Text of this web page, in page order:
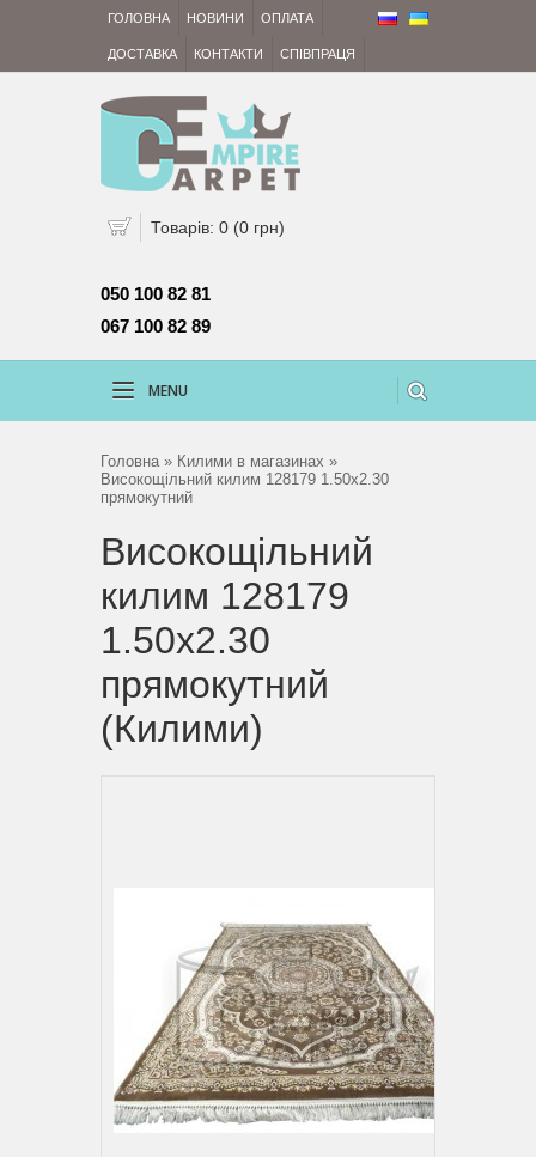
ГОЛОВНА НОВИНИ ОПЛАТА
ДОСТАВКА КОНТАКТИ СПІВПРАЦЯ
Товарів: 0 (0 грн)
050 100 82 81
067 100 82 89
MENU
Головна» Килими в магазинах »
Високощільний килим 128179 1.50x2.30
прямокутний
Високощільний
килим 128179
1.50x2.30
прямокутний
(Килими)